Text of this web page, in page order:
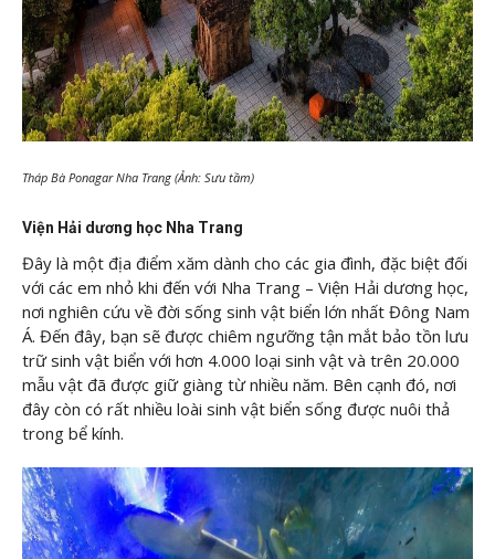
Tháp Bà Ponagar Nha Trang (Ảnh: Sưu tầm)
Viện Hải dương học Nha Trang
Đây là một địa điểm xăm dành cho các gia đình, đặc biệt đối
với các em nhỏ khi đến với Nha Trang – Viện Hải dương học,
nơi nghiên cứu về đời sống sinh vật biển lớn nhất Đông Nam
Á. Đến đây, bạn sẽ được chiêm ngưỡng tận mắt bảo tồn lưu
trữ sinh vật biển với hơn 4.000 loại sinh vật và trên 20.000
mẫu vật đã được giữ giàng từ nhiều năm. Bên cạnh đó, nơi
đây còn có rất nhiều loài sinh vật biển sống được nuôi thả
trong bể kính.